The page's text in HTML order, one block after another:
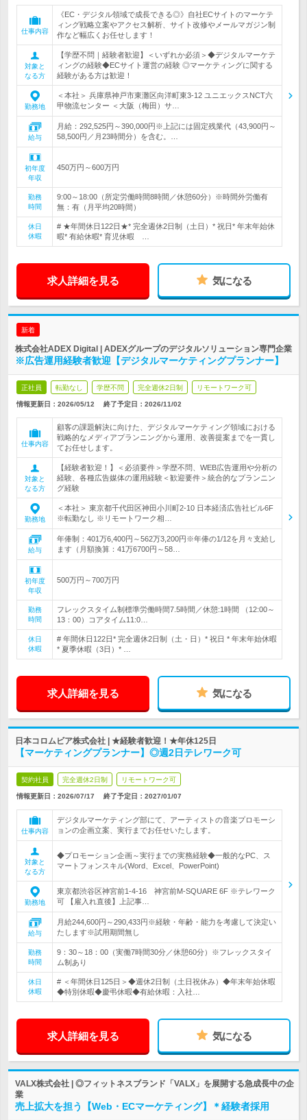
仕事内容
《EC・デジタル領域で成長できる◎》自社ECサイトのマーケテ
ィング戦略立案やアクセス解析、サイト改修やメールマガジン制
作など幅広くお任せします！
対象と
なる方
【学歴不問｜経験者歓迎】＜いずれか必須＞◆デジタルマーケテ
ィングの経験◆ECサイト運営の経験 ◎マーケティングに関する
経験がある方は歓迎！
勤務地
＜本社＞ 兵庫県神戸市東灘区向洋町東3-12 ユニエックスNCT六
甲物流センター ＜大阪（梅田）サ…
給与
月給：292,525円～390,000円※上記には固定残業代（43,900円～
58,500円／月23時間分）を含む。…
初年度
年収
450万円～600万円
勤務
時間
9:00～18:00（所定労働時間8時間／休憩60分）※時間外労働有
無：有（月平均20時間）
休日
休暇
# ★年間休日122日★* 完全週休2日制（土日）* 祝日* 年末年始休
暇* 有給休暇* 育児休暇 …
求人詳細を見る 気になる
新着
株式会社ADEX Digital | ADEXグループのデジタルソリューション専門企業
※広告運用経験者歓迎【デジタルマーケティングプランナー】
正社員 転勤なし 学歴不問 完全週休2日制 リモートワーク可
情報更新日：2026/05/12 終了予定日： 2026/11/02
仕事内容
顧客の課題解決に向けた、デジタルマーケティング領域における
戦略的なメディアプランニングから運用、改善提案までを一貫し
てお任せします。
対象と
なる方
【経験者歓迎！】＜必須要件＞学歴不問、WEB広告運用や分析の
経験、各種広告媒体の運用経験＜歓迎要件＞統合的なプランニン
グ経験
勤務地
＜本社＞ 東京都千代田区神田小川町2-10 日本経済広告社ビル6F
※転勤なし ※リモートワーク相…
給与
年俸制：401万6,400円～562万3,200円※年俸の1/12を月々支給し
ます（月額換算：41万6700円～58…
初年度
年収
500万円～700万円
勤務
時間
フレックスタイム制標準労働時間7.5時間／休憩:1時間 （12:00～
13：00）コアタイム11:0…
休日
休暇
# 年間休日122日* 完全週休2日制（土・日）* 祝日 * 年末年始休暇
* 夏季休暇（3日）* …
求人詳細を見る 気になる
日本コロムビア株式会社 | ★経験者歓迎！★年休125日
【マーケティングプランナー】◎週2日テレワーク可
契約社員 完全週休2日制 リモートワーク可
情報更新日：2026/07/17 終了予定日： 2027/01/07
仕事内容
デジタルマーケティング部にて、アーティストの音楽プロモーシ
ョンの企画立案、実行までお任せいたします。
対象と
なる方
◆プロモーション企画～実行までの実務経験◆一般的なPC、ス
マートフォンスキル(Word、Excel、PowerPoint)
勤務地
東京都渋谷区神宮前1-4-16 神宮前M-SQUARE 6F ※テレワーク
可 【雇入れ直後】上記事…
給与
月給244,600円～290,433円※経験・年齢・能力を考慮して決定い
たします※試用期間無し
勤務
時間
9：30～18：00（実働7時間30分／休憩60分）※フレックスタイ
ム制あり
休日
休暇
# ＜年間休日125日＞◆週休2日制（土日祝休み）◆年末年始休暇
◆特別休暇◆慶弔休暇◆有給休暇：入社…
求人詳細を見る 気になる
VALX株式会社 | ◎フィットネスブランド「VALX」を展開する急成長中の企
業
売上拡大を担う【Web・ECマーケティング】＊経験者採用